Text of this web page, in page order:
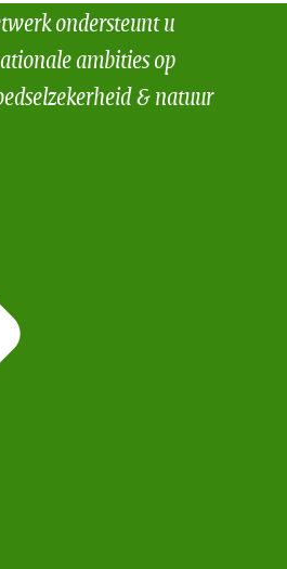
ondersteunt u
ambities op
& natuur